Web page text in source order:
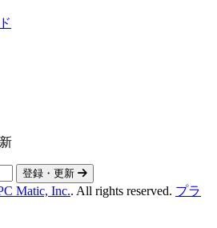
登録・更新
Matic, Inc.. All rights reserved. プラ